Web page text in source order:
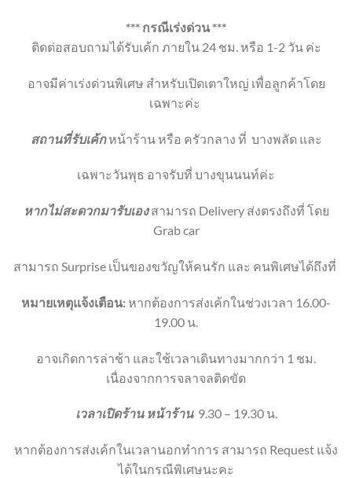
*** กรณีเร่งด่วน ***
ติดต่อสอบถามได้รับเค้ก ภายใน 24 ชม. หรือ 1-2 วัน ค่ะ
อาจมีค่าเร่งด่วนพิเศษ สำหรับเปิดเตาใหญ่ เพื่อลูกค้าโดย
เฉพาะค่ะ
สถานที่รับเค้กหน้าร้าน หรือ ครัวกลาง ที่ บางพลัด และ
เฉพาะวันพุธ อาจรับที่ บางขุนนนท์ค่ะ
หากไม่สะดวกมารับเองสามารถ Delivery ส่งตรงถึงที่ โดย
Grab car
สามารถ Surprise เป็นของขวัญให้คนรัก และ คนพิเศษได้ถึงที่
หมายเหตุแจ้งเตือน: หากต้องการส่งเค้กในช่วงเวลา 16.00-
19.00 น.
อาจเกิดการล่าช้า และใช้เวลาเดินทางมากกว่า 1 ชม.
เนื่องจากการจลาจลติดขัด
เวลาเปิดร้าน หน้าร้าน 9.30 – 19.30 น.
หากต้องการส่งเค้กในเวลานอกทำการ สามารถ Request แจ้ง
ได้ในกรณีพิเศษนะคะ